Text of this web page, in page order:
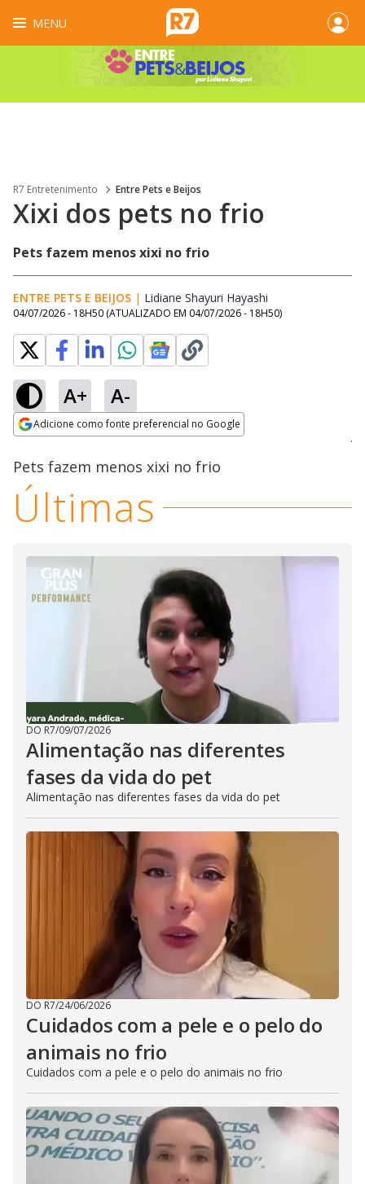
MENU
R7 Entretenimento Entre Pets e Beijos
Xixi dos pets no frio
Pets fazem menos xixi no frio
ENTRE PETS E BEIJOS | Lidiane Shayuri Hayashi
04/07/2026 - 18H50 (ATUALIZADO EM 04/07/2026 - 18H50)
A+ A-
Adicione como fonte preferencial no Google
Ativar
Loaded
21.39%
Pets fazem menos xixi no frio
Últimas
DO R7/09/07/2026
Alimentação nas diferentes
fases da vida do pet
Alimentação nas diferentes fases da vida do pet
DO R7/24/06/2026
Cuidados com a pele e o pelo do
animais no frio
Cuidados com a pele e o pelo do animais no frio